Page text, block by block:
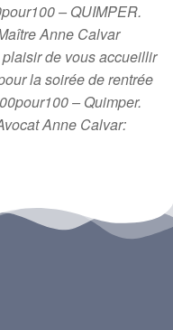
– QUIMPER.
Anne Calvar
de vous accueillir
la soirée de rentrée
– Quimper.
Anne Calvar: